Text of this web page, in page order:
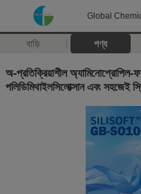
Global
বাড়ি পণ্য
অ-প্রতিক্রিয়াশীল
পলিডিমিথাইলসিলোক্সান এবং